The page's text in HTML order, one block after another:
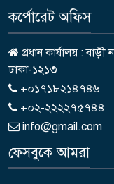
কর্পোরেট অফিস
প্রধান কার্যালয় :
ঢাকা-১২১৩
+০১৭১৮২১৪৭৪৬
+০২-২২২২৭৫৭৪৪
info@gmail.com
ফেসবুকে আমরা